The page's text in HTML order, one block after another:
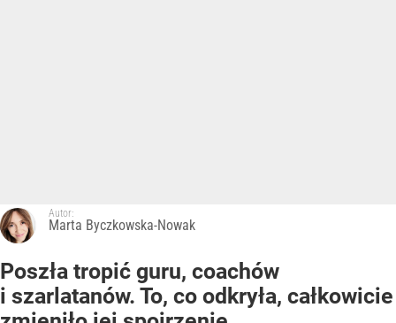
Autor:
Marta Byczkowska-Nowak
Poszła tropić guru, coachów
i szarlatanów. To, co odkryła, całkowicie